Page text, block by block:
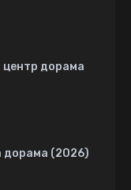
центр дорама
дорама (2026)